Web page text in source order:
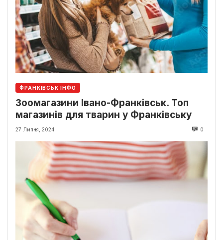
ФРАНКІВСЬК ІНФО
Зоомагазини Івано-Франківськ. Топ
магазинів для тварин у Франківську
27 Липня, 2024 0